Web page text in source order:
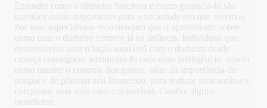
Entender como o dinheiro funciona e como gerenciá-lo são
questões muito importantes para a sociedade em que vivemos.
Por isso, especialistas recomendam que o aprendizado sobre
como usar o dinheiro comece já na infância. Indivíduos que
desenvolvem uma relação saudável com o dinheiro desde
criança conseguem administrá-lo com mais inteligência, sabem
como manter o controle dos gastos, além da importância de
poupar e de planejar seu financeiro, para realizar seus sonhos e
conquistar uma vida mais confortável. Confira alguns
benefícios: